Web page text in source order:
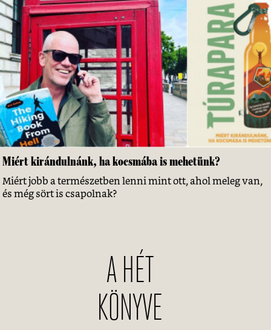
Miért kirándulnánk, ha kocsmába is mehetünk?
Miért jobb a természetben lenni mint ott, ahol meleg van,
és még sört is csapolnak?
A HÉT
KÖNYVE